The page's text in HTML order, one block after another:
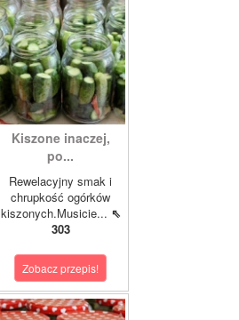
Kiszone inaczej,
po...
Rewelacyjny smak i
chrupkość ogórków
kiszonych.Musicie... ⇖
303
Zobacz przepis!